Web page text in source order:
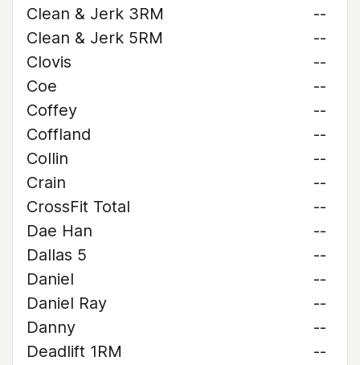
Clean & Jerk 3RM
--
Clean & Jerk 5RM
--
Clovis
--
Coe
--
Coffey
--
Coffland
--
Collin
--
Crain
--
CrossFit Total
--
Dae Han
--
Dallas 5
--
Daniel
--
Daniel Ray
--
Danny
--
Deadlift 1RM
--